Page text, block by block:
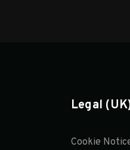
Legal
Cookie